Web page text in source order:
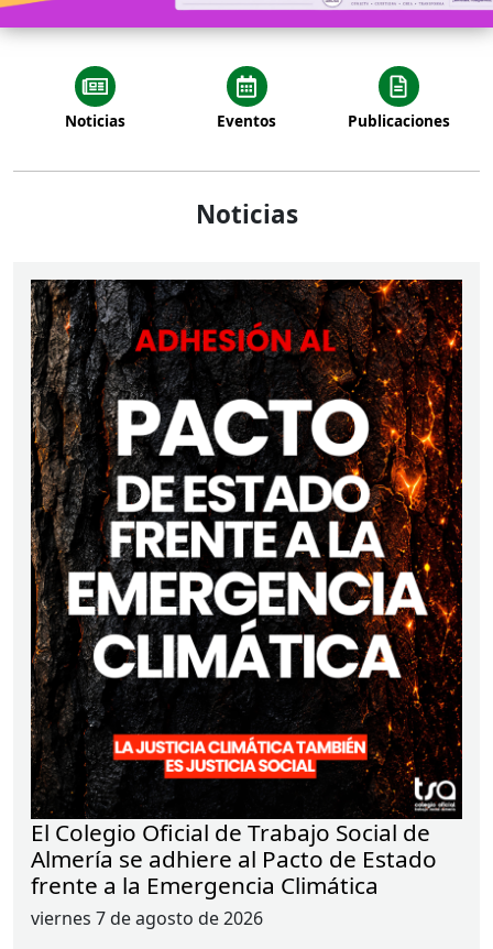
Noticias Eventos Publicaciones
Noticias
El Colegio Oficial de Trabajo Social de
Almería se adhiere al Pacto de Estado
frente a la Emergencia Climática
viernes 7 de agosto de 2026